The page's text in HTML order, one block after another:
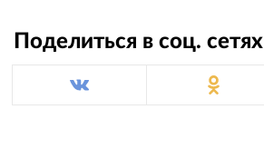
Поделиться в соц. сетях